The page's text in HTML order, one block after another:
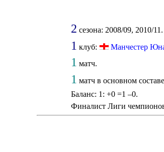
2 сезона: 2008/09, 2010/11.
1 клуб: Манчестер
1 матч.
1 матч в основном
Баланс: 1: +0 =1 –0.
Финалист Лиги